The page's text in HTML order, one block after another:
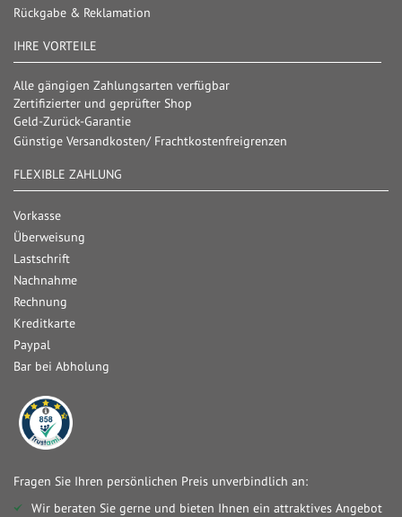
Rückgabe & Reklamation
IHRE VORTEILE
Alle gängigen Zahlungsarten verfügbar
Zertifizierter und geprüfter Shop
Geld-Zurück-Garantie
Günstige Versandkosten/ Frachtkostenfreigrenzen
FLEXIBLE ZAHLUNG
Vorkasse
Überweisung
Lastschrift
Nachnahme
Rechnung
Kreditkarte
Paypal
Bar bei Abholung
Fragen Sie Ihren persönlichen Preis unverbindlich an:
Wir beraten Sie gerne und bieten Ihnen ein attraktives Angebot